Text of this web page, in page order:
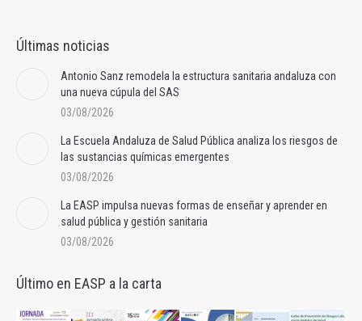
Últimas noticias
Antonio Sanz remodela la estructura sanitaria andaluza con
una nueva cúpula del SAS
03/08/2026
La Escuela Andaluza de Salud Pública analiza los riesgos de
las sustancias químicas emergentes
03/08/2026
La EASP impulsa nuevas formas de enseñar y aprender en
salud pública y gestión sanitaria
03/08/2026
Último en EASP a la carta